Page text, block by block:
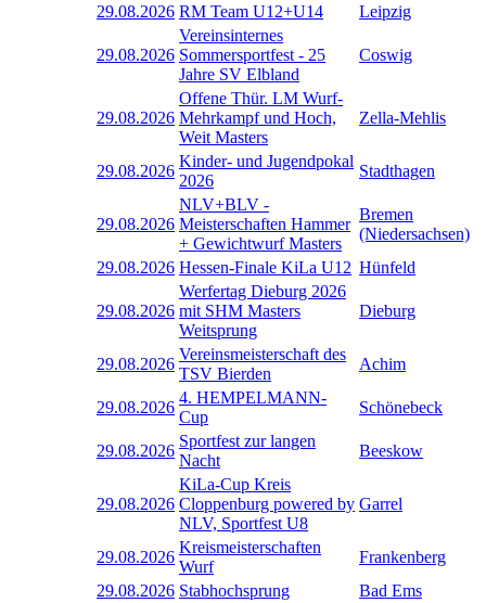
29.08.2026 RM Team U12+U14 Leipzig
29.08.2026
Vereinsinternes
Sommersportfest - 25
Jahre SV Elbland
Coswig
29.08.2026
Offene Thür. LM Wurf-
Mehrkampf und Hoch,
Weit Masters
Zella-Mehlis
29.08.2026
Kinder- und Jugendpokal
2026
Stadthagen
29.08.2026
NLV+BLV -
Meisterschaften Hammer
+ Gewichtwurf Masters
Bremen
(Niedersachsen)
29.08.2026 Hessen-Finale KiLa U12 Hünfeld
29.08.2026
Werfertag Dieburg 2026
mit SHM Masters
Weitsprung
Dieburg
29.08.2026
Vereinsmeisterschaft des
TSV Bierden
Achim
29.08.2026
4. HEMPELMANN-
Cup
Schönebeck
29.08.2026
Sportfest zur langen
Nacht
Beeskow
29.08.2026
KiLa-Cup Kreis
Cloppenburg powered by
NLV, Sportfest U8
Garrel
29.08.2026
Kreismeisterschaften
Wurf
Frankenberg
29.08.2026 Stabhochsprung
Bad Ems